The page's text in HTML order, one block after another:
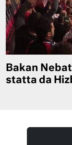
Bakan
statta da